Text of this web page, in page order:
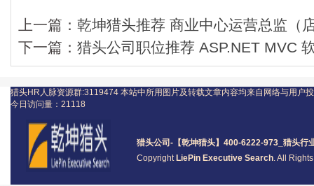
上一篇： 乾坤猎头推荐 商业中心运营总监（
下一篇： 猎头公司职位推荐 ASP.NET MVC
猎头公司 -【乾坤猎头】400-6222-973_ 猎头行
Copyright LiePin Executive Search. All
猎头HR人脉资源群:3119474 本站中所用图片及转载文章内容均来自网络与用户
今日访问量： 21118